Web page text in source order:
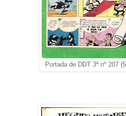
Portada de DDT 3ª nº 207